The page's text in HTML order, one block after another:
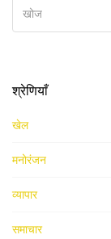
श्रेणियाँ
खेल
मनोरंजन
व्यापार
समाचार